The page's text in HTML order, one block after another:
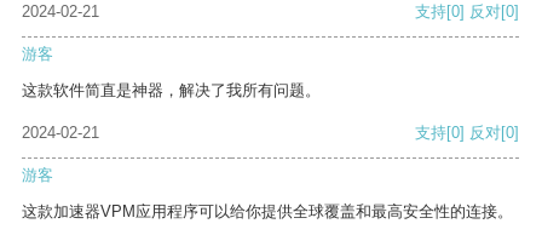
2024-02-21
支持[0] 反对[0]
游客
这款软件简直是神器，解决了我所有问题。
2024-02-21 支持[0] 反对[0]
游客
这款加速器VPM应用程序可以给你提供全球覆盖和最高安全性的连接。